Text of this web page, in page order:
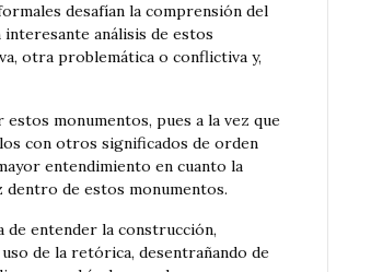
desafían la comprensión del
análisis de estos
otra problemática o conflictiva y,
monumentos, pues a la vez que
con otros significados de orden
entendimiento en cuanto la
dentro de estos monumentos.
de entender la construcción,
de la retórica, desentrañando de